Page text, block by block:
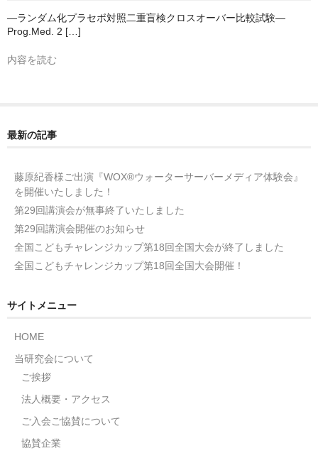
―ランダム化プラセボ対照二重盲検クロスオーバー比較試験―
Prog.Med. 2 […]
内容を読む
最新の記事
藤原紀香様ご出演『WOX®ウォーターサーバーメディア体験会』
を開催いたしました！
第29回講演会が無事終了いたしました
第29回講演会開催のお知らせ
全国こどもチャレンジカップ第18回全国大会が終了しました
全国こどもチャレンジカップ第18回全国大会開催！
サイトメニュー
HOME
当研究会について
ご挨拶
法人概要・アクセス
ご入会ご協賛について
協賛企業